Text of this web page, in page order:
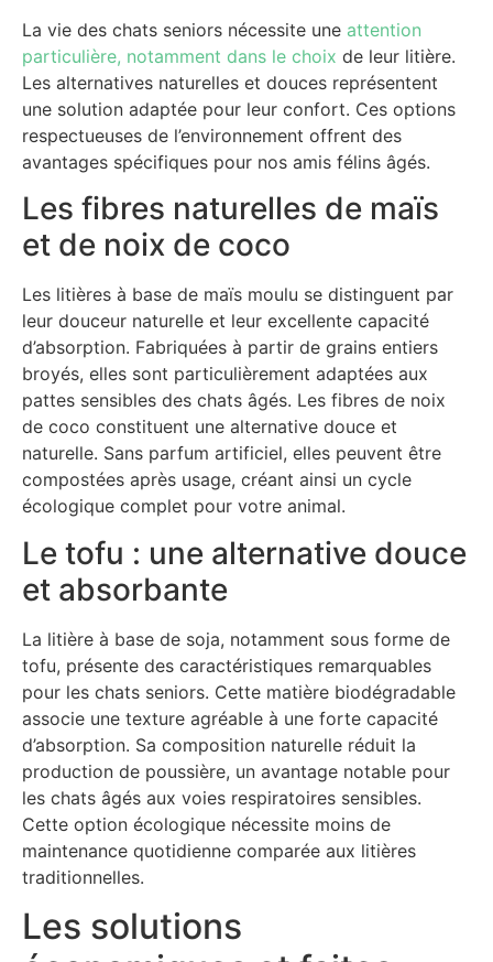
La vie des chats seniors nécessite une attention
particulière, notamment dans le choix de leur litière.
Les alternatives naturelles et douces représentent
une solution adaptée pour leur confort. Ces options
respectueuses de l’environnement offrent des
avantages spécifiques pour nos amis félins âgés.
Les fibres naturelles de maïs
et de noix de coco
Les litières à base de maïs moulu se distinguent par
leur douceur naturelle et leur excellente capacité
d’absorption. Fabriquées à partir de grains entiers
broyés, elles sont particulièrement adaptées aux
pattes sensibles des chats âgés. Les fibres de noix
de coco constituent une alternative douce et
naturelle. Sans parfum artificiel, elles peuvent être
compostées après usage, créant ainsi un cycle
écologique complet pour votre animal.
Le tofu : une alternative douce
et absorbante
La litière à base de soja, notamment sous forme de
tofu, présente des caractéristiques remarquables
pour les chats seniors. Cette matière biodégradable
associe une texture agréable à une forte capacité
d’absorption. Sa composition naturelle réduit la
production de poussière, un avantage notable pour
les chats âgés aux voies respiratoires sensibles.
Cette option écologique nécessite moins de
maintenance quotidienne comparée aux litières
traditionnelles.
Les solutions